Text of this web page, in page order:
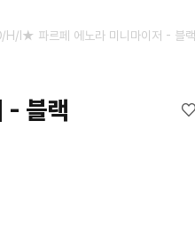
I★ 파르페 에노라 미니마이저 - 블랙
- 블랙